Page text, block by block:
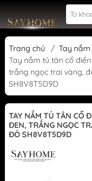
Trang chủ / Tay
Tay nắm tủ tân cổ
trắng ngọc trai vàng,
SH8V8T5D9D
TAY NẮM TỦ TÂN CỔ
ĐEN, TRẮNG NGỌC
ĐỎ SH8V8T5D9D